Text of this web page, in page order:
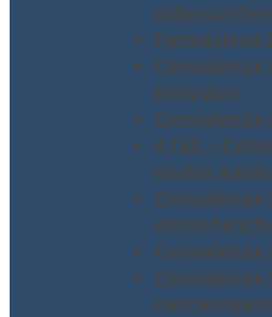
Consulenza
biologico
Consulenza
ATEX –
rischio
Consulenza
Consulenza
Consulenza